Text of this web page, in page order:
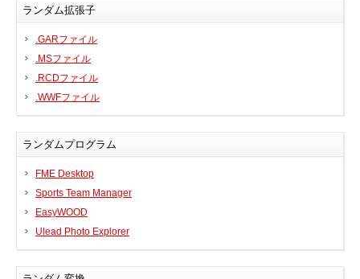
デジタルカメラ、インターネット
グラフィックカード
HDD, SSD, NAS, USB
ジョイスティック、ゲームパッド
キーボード＆マウス
モニター
マザーボード
ネットワークアダプタ
他のドライバやツール
ランダム拡張子
.GARファイル
.MSファイル
.RCDファイル
.WWFファイル
ランダムプログラム
FME Desktop
Sports Team Manager
EasyWOOD
Ulead Photo Explorer